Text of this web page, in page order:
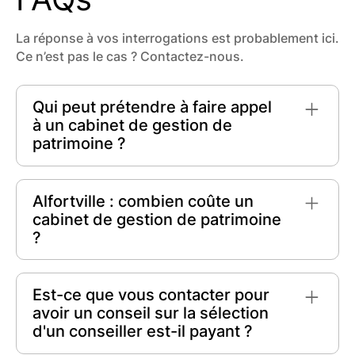
La réponse à vos interrogations est probablement ici.
Ce n’est pas le cas ? Contactez-nous.
Qui peut prétendre à faire appel
à un cabinet de gestion de
patrimoine ?
peut faire appel à un cabinet de gestion de
patrimoine. Que ce soit pour épargner, investir
ou transmettre un héritage, ces experts offrent
des solutions sur mesure, adaptées aux
Alfortville : combien coûte un
cabinet de gestion de patrimoine
?
gestion de patrimoine varient généralement en
fonction des services. Prévoyez une fourchette
de 1% à 2%du montant géré. Les conseils
personnalisés peuvent entraîner des coûts
Est-ce que vous contacter pour
avoir un conseil sur la sélection
d'un conseiller est-il payant ?